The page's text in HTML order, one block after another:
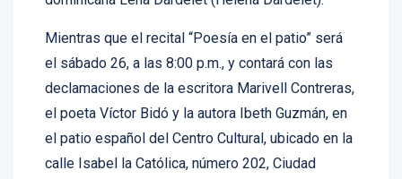
el sábado 26, a las 8:00 p.m., y contará con las
declamaciones de la escritora Marivell Contreras,
el poeta Víctor Bidó y la autora Ibeth Guzmán, en
el patio español del Centro Cultural, ubicado en la
calle Isabel la Católica, número 202, Ciudad
Colonial.